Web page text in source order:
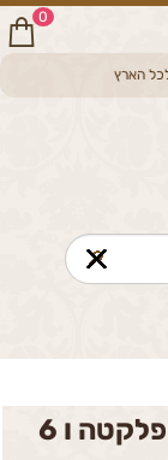
🔎
0
מגש פסח זכוכית מהודר עם פלקטה ו 6